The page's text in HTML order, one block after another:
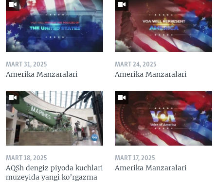
MART 31, 2025
Amerika Manzaralari
MART 24, 2025
Amerika Manzaralari
MART 18, 2025
AQSh dengiz piyoda kuchlari
muzeyida yangi ko’rgazma
MART 17, 2025
Amerika Manzaralari